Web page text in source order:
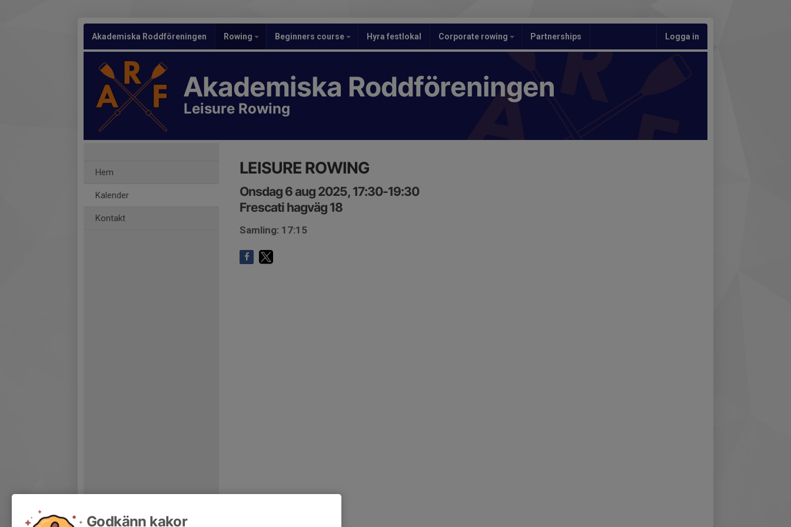
Akademiska Roddföreningen Rowing Beginners course Hyra festlokal Corporate rowing Partnerships Logga in
Akademiska Roddföreningen
Leisure Rowing
Hem
Kalender
Kontakt
LEISURE ROWING
Onsdag 6 aug 2025, 17:30-19:30
Frescati hagväg 18
Samling: 17:15
Godkänn kakor